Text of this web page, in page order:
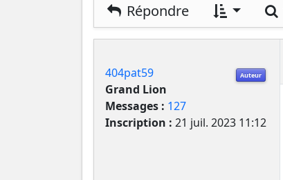
Répondre
Auteur
404pat59
Grand Lion
Messages : 127
Inscription : 21 juil. 2023 11:12